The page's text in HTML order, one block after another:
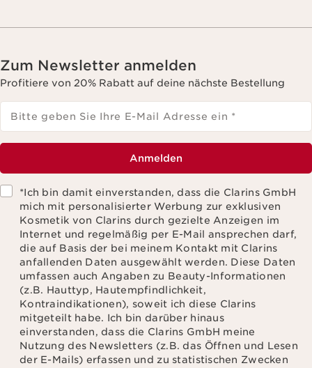
Zum Newsletter anmelden
Profitiere von 20% Rabatt auf deine nächste Bestellung
Bitte geben Sie Ihre E-Mail Adresse ein *
Anmelden
*Ich bin damit einverstanden, dass die Clarins GmbH
mich mit personalisierter Werbung zur exklusiven
Kosmetik von Clarins durch gezielte Anzeigen im
Internet und regelmäßig per E-Mail ansprechen darf,
die auf Basis der bei meinem Kontakt mit Clarins
anfallenden Daten ausgewählt werden. Diese Daten
umfassen auch Angaben zu Beauty-Informationen
(z.B. Hauttyp, Hautempfindlichkeit,
Kontraindikationen), soweit ich diese Clarins
mitgeteilt habe. Ich bin darüber hinaus
einverstanden, dass die Clarins GmbH meine
Nutzung des Newsletters (z.B. das Öffnen und Lesen
der E-Mails) erfassen und zu statistischen Zwecken